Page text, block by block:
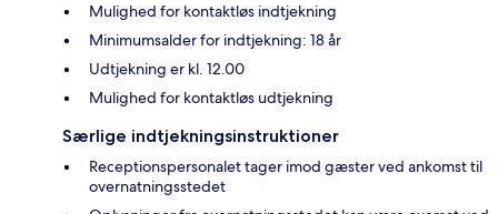
Mulighed for kontaktløs indtjekning
Minimumsalder for indtjekning: 18 år
Udtjekning er kl. 12.00
Mulighed for kontaktløs udtjekning
Særlige indtjekningsinstruktioner
Receptionspersonalet tager imod gæster ved ankomst til
overnatningsstedet